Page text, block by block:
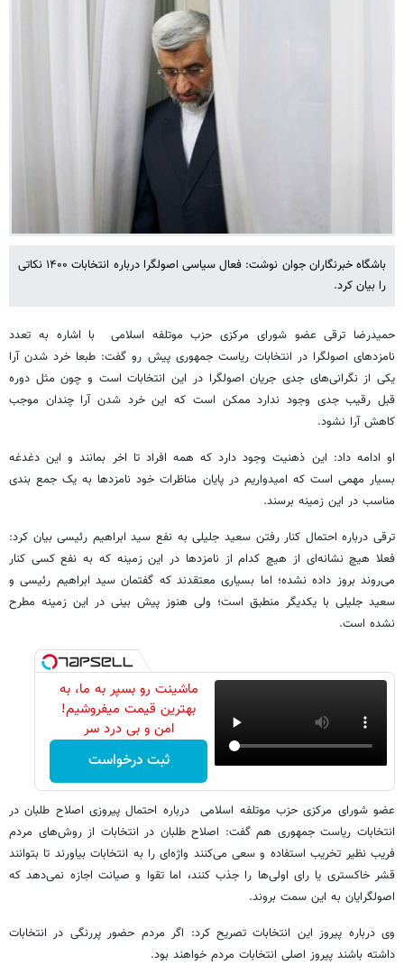
باشگاه خبرنگاران جوان نوشت: فعال سیاسی اصولگرا درباره انتخابات ۱۴۰۰ نکاتی
را بیان کرد.
حمیدرضا ترقی عضو شورای مرکزی حزب موتلفه اسلامی با اشاره به تعدد
نامزدهای اصولگرا در انتخابات ریاست جمهوری پیش رو گفت: طبعا خرد شدن آرا
یکی از نگرانی‌های جدی جریان اصولگرا در این انتخابات است و چون مثل دوره
قبل رقیب جدی وجود ندارد ممکن است که این خرد شدن آرا چندان موجب
کاهش آرا نشود.
او ادامه داد: این ذهنیت وجود دارد که همه افراد تا اخر بمانند و این دغدغه
بسیار مهمی است که امیدواریم در پایان مناظرات خود نامزدها به یک جمع بندی
مناسب در این زمینه برسند.
ترقی درباره احتمال کنار رفتن سعید جلیلی به نفع سید ابراهیم رئیسی بیان کرد:
فعلا هیچ نشانه‌ای از هیچ کدام از نامزدها در این زمینه که به نفع کسی کنار
می‌روند بروز داده نشده؛ اما بسیاری معتقدند که گفتمان سید ابراهیم رئیسی و
سعید جلیلی با یکدیگر منطبق است؛ ولی هنوز پیش بینی در این زمینه مطرح
نشده است.
ماشینت رو بسپر به ما، به
بهترین قیمت میفروشیم!
امن و بی درد سر
ثبت درخواست
عضو شورای مرکزی حزب موتلفه اسلامی درباره احتمال پیروزی اصلاح طلبان در
انتخابات ریاست جمهوری هم گفت: اصلاح طلبان در انتخابات از روش‌های مردم
فریب نظیر تخریب استفاده و سعی می‌کنند واژه‌ای را به انتخابات بیاورند تا بتوانند
قشر خاکستری یا رای اولی‌ها را جذب کنند، اما تقوا و صیانت اجازه نمی‌دهد که
اصولگرایان به این سمت بروند.
وی درباره پیروز این انتخابات تصریح کرد: اگر مردم حضور پررنگی در انتخابات
داشته باشند پیروز اصلی انتخابات مردم خواهند بود.